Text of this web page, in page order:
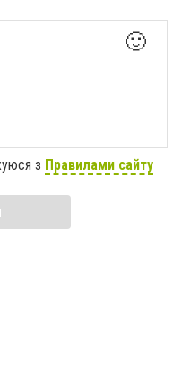
🙂
з Правилами сайту